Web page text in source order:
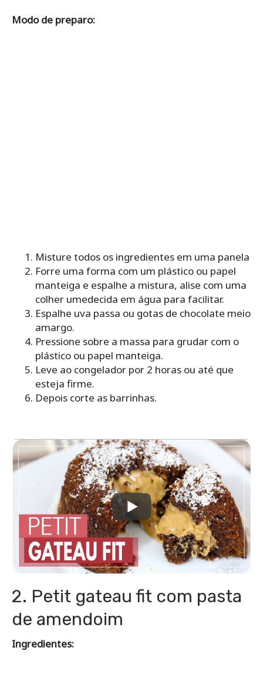
Modo de preparo:
Misture todos os ingredientes em uma panela
Forre uma forma com um plástico ou papel
manteiga e espalhe a mistura, alise com uma
colher umedecida em água para facilitar.
Espalhe uva passa ou gotas de chocolate meio
amargo.
Pressione sobre a massa para grudar com o
plástico ou papel manteiga.
Leve ao congelador por 2 horas ou até que
esteja firme.
Depois corte as barrinhas.
2. Petit gateau fit com pasta
de amendoim
Ingredientes: